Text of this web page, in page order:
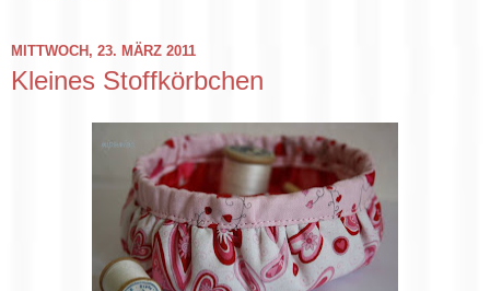
MITTWOCH, 23. MÄRZ 2011
Kleines Stoffkörbchen